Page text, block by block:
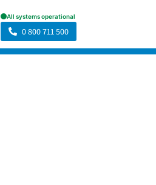
0 800 711 500